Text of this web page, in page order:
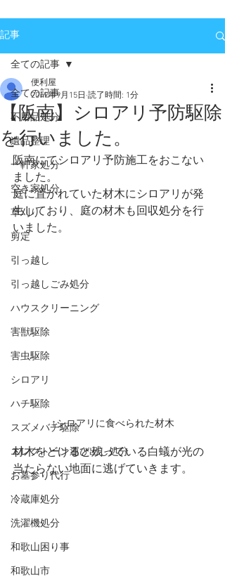
記事
全ての記事
不用品処分
遺品整理
一軒家処分
空き家処分
草刈り
剪定
引っ越し
引っ越しごみ処分
ハウスクリーニング
害獣駆除
害虫駆除
シロアリ
ハチ駆除
スズメバチ駆除
エレクトーン運び出し処分
お墓参り代行
冷蔵庫処分
洗濯機処分
和歌山困り事
和歌山市
全ての記事
【阪南】シロアリ予防駆除
を行いました。
便利屋
2019年9月15日 読了時間: 1分
阪南にてシロアリ予防施工をおこない
ました。
庭に置かれていた材木にシロアリが発
生しており、庭の材木も回収処分を行
いました。
↑シロアリに食べられた材木
材木をどけると残っている白蟻が光の
当たらない地面に逃げていきます。